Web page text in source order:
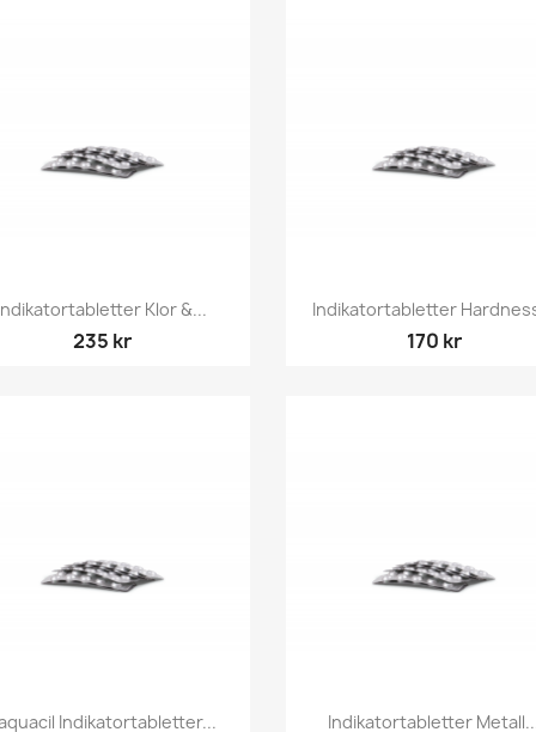
SnabbvyKlor &...
235 kr
Snabbvy
Indikatortabletter
170 kr
Snabbvy
Indikatortabletter... Snabbvy
Indikatortabletter